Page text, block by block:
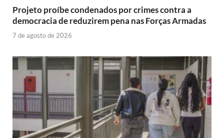
Projeto proíbe condenados por crimes contra a
democracia de reduzirem pena nas Forças Armadas
7 de agosto de 2026